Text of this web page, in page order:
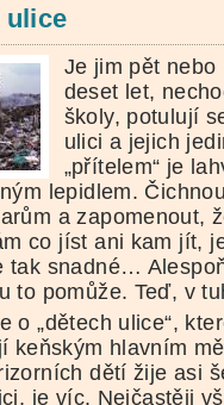
ulice
Je jim pět nebo
deset let,
školy, potulují
ulici a jejich
„přítelem“ je
lepidlem.
a zapomenout,
co jíst ani kam jít,
tak snadné…
to pomůže. Teď, v
o „dětech ulice“,
keňským hlavním
dětí žije asi
je víc. Nejčastěji